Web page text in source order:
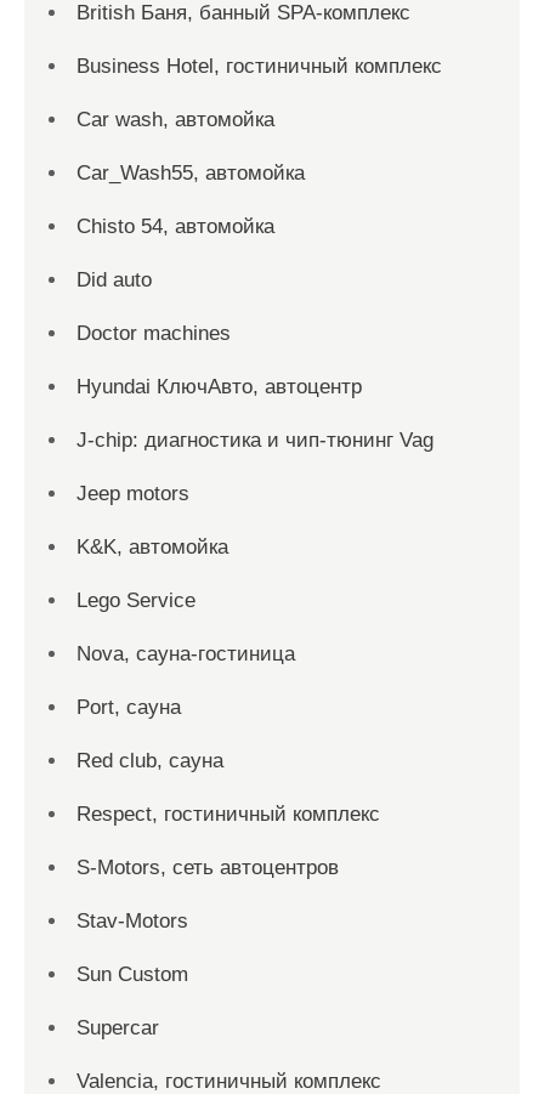
British Баня, банный SPA-комплекс
Business Hotel, гостиничный комплекс
Car wash, автомойка
Car_Wash55, автомойка
Chisto 54, автомойка
Did auto
Doctor machines
Hyundai КлючАвто, автоцентр
J-chip: диагностика и чип-тюнинг Vag
Jeep motors
K&K, автомойка
Lego Service
Nova, сауна-гостиница
Port, сауна
Red сlub, сауна
Respect, гостиничный комплекс
S-Motors, сеть автоцентров
Stav-Motors
Sun Custom
Supercar
Valencia, гостиничный комплекс